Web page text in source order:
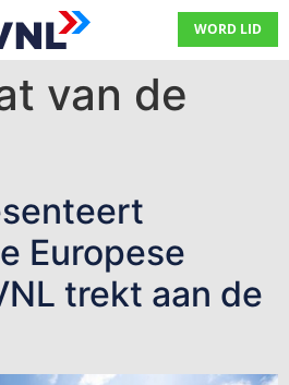
WORD LID
van de
Europese
trekt aan de